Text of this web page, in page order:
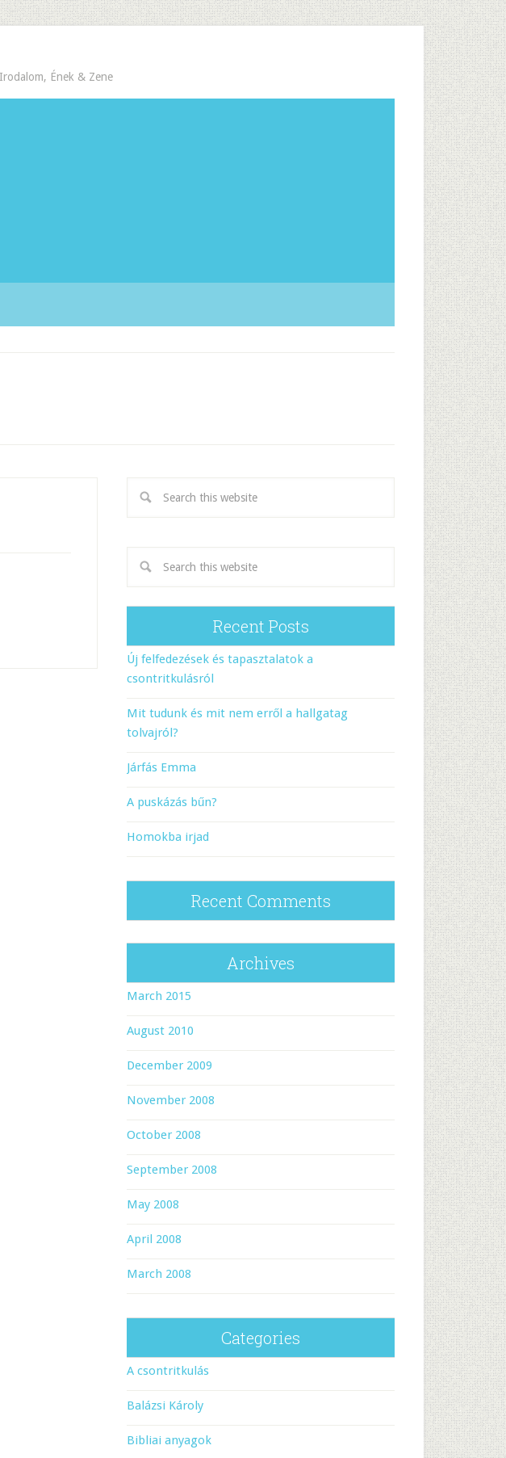
Irodalom, Ének & Zene
Recent Posts
Új felfedezések és tapasztalatok a
csontritkulásról
Mit tudunk és mit nem erről a hallgatag
tolvajról?
Járfás Emma
A puskázás bűn?
Homokba irjad
Recent Comments
Archives
March 2015
August 2010
December 2009
November 2008
October 2008
September 2008
May 2008
April 2008
March 2008
Categories
A csontritkulás
Balázsi Károly
Bibliai anyagok